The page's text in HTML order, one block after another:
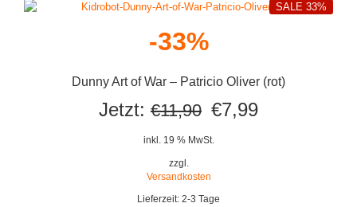
-33%
Dunny Art of War – Patricio Oliver (rot)
SALE 33%
Jetzt: €11,90 Ursprünglicher
Preis
€11,90
€7,99Aktueller
inkl. 19 % MwSt.
zzgl.
Versandkosten
Lieferzeit: 2-3 Tage